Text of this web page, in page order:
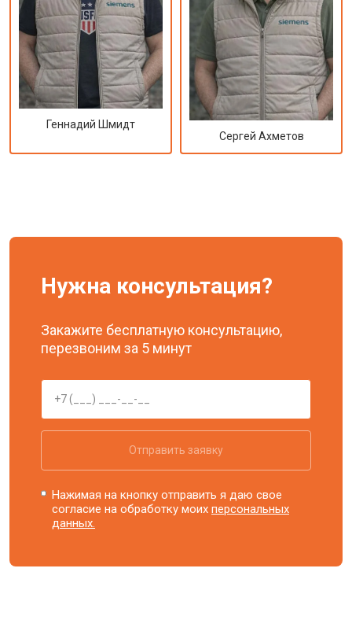
Геннадий Шмидт
Сергей Ахметов
Нужна консультация?
Закажите бесплатную консультацию,
перезвоним за 5 минут
Отправить заявку
Нажимая на кнопку отправить я даю свое
согласие на обработку моихперсональных
данных.